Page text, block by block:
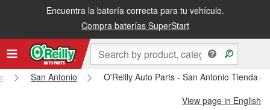
Encuentra la batería correcta para tu vehículo.
Compra baterías SuperStart
Recibe tu orden gratis al día siguiente o recógela en la tienda
San Antonio
O'Reilly Auto Parts - San Antonio Tienda
View page in English